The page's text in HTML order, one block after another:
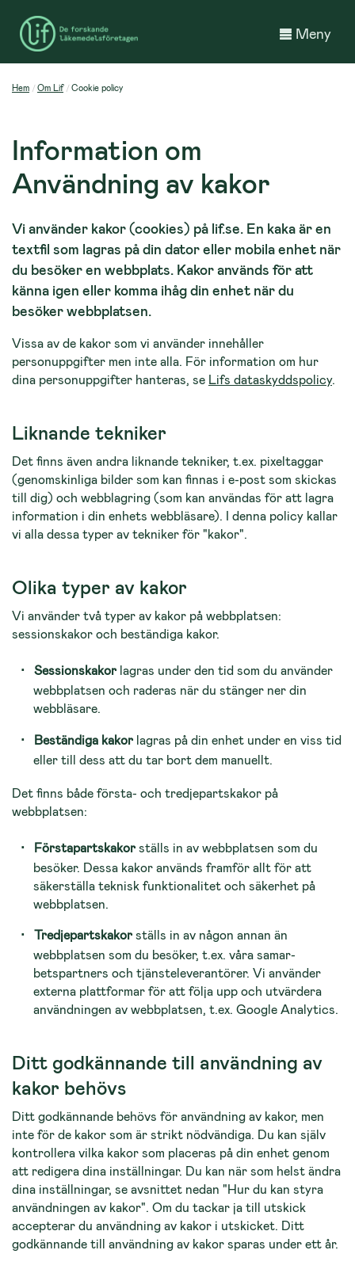
Meny
Hem Om Lif Cookie policy
Information om
Användning av kakor
Vi använder kakor (cookies) på lif.se. En kaka är en
textfil som lagras på din dator eller mobila enhet när
du besöker en webbplats. Kakor används för att
känna igen eller komma ihåg din enhet när du
besöker webbplatsen.
Vissa av de kakor som vi använder innehåller
personuppgifter men inte alla. För information om hur
dina personuppgifter hanteras, se Lifs dataskyddspolicy.
Liknande tekniker
Det finns även andra liknande tekniker, t.ex. pixeltaggar
(genomskinliga bilder som kan finnas i e-post som skickas
till dig) och webblagring (som kan användas för att lagra
information i din enhets webblä­sare). I denna policy kallar
vi alla dessa typer av tekniker för "kakor".
Olika typer av kakor
Vi använder två typer av kakor på webbplatsen:
sessionskakor och beständiga kakor.
Sessionskakor lagras under den tid som du använder
webbplatsen och raderas när du stänger ner din
webbläsare.
Beständiga kakor lagras på din enhet under en viss tid
eller till dess att du tar bort dem manu­ellt.
Det finns både första- och tredjepartskakor på
webbplatsen:
Förstapartskakor ställs in av webbplatsen som du
besöker. Dessa kakor används framför allt för att
säkerställa teknisk funktionalitet och säkerhet på
webbplatsen.
Tredjepartskakor ställs in av någon annan än
webbplatsen som du besöker, t.ex. våra samar­
betspartners och tjänsteleverantörer. Vi använder
externa plattformar för att följa upp och ut­värdera
användningen av webbplatsen, t.ex. Google Analytics.
Ditt godkännande till användning av
kakor behövs
Ditt godkännande behövs för användning av kakor, men
inte för de kakor som är strikt nödvän­diga. Du kan själv
kontrollera vilka kakor som placeras på din enhet genom
att redigera dina inställningar. Du kan när som helst ändra
dina inställningar, se avsnittet nedan "Hur du kan styra
användningen av ka­kor". Om du tackar ja till utskick
accepterar du användning av kakor i utskicket. Ditt
godkännande till användning av kakor sparas under ett år.